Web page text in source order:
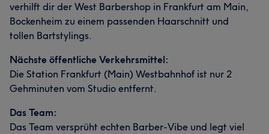
verhilft dir der West Barbershop in Frankfurt am Main,
Bockenheim zu einem passenden Haarschnitt und
tollen Bartstylings.
Nächste öffentliche Verkehrsmittel:
Die Station Frankfurt (Main) Westbahnhof ist nur 2
Gehminuten vom Studio entfernt.
Das Team:
Das Team versprüht echten Barber-Vibe und legt viel